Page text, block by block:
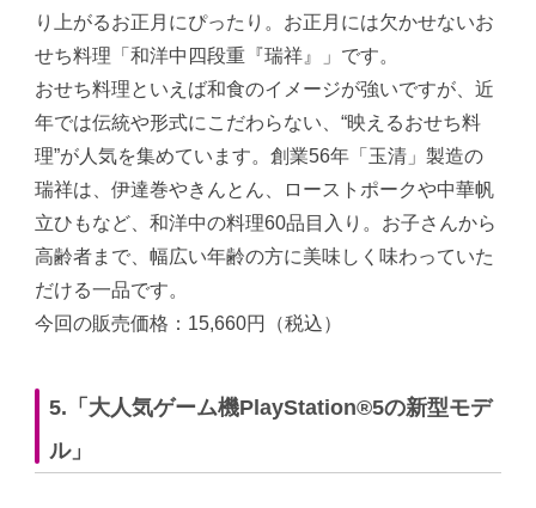
り上がるお正月にぴったり。お正月には欠かせないお
せち料理「和洋中四段重『瑞祥』」です。
おせち料理といえば和食のイメージが強いですが、近
年では伝統や形式にこだわらない、“映えるおせち料
理”が人気を集めています。創業56年「玉清」製造の
瑞祥は、伊達巻やきんとん、ローストポークや中華帆
立ひもなど、和洋中の料理60品目入り。お子さんから
高齢者まで、幅広い年齢の方に美味しく味わっていた
だける一品です。
今回の販売価格：15,660円（税込）
5.「大人気ゲーム機PlayStation®5の新型モデ
ル」